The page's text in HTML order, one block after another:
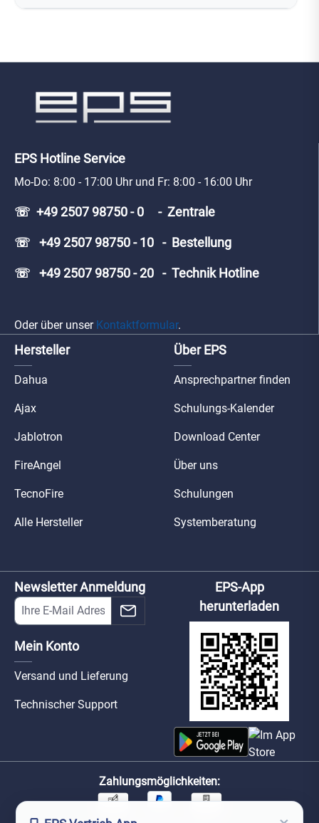
EPS Hotline Service
Mo-Do: 8:00 - 17:00 Uhr und Fr: 8:00 - 16:00 Uhr
☏ +49 2507 98750 - 0 - Zentrale
☏ +49 2507 98750 - 10 - Bestellung
☏ +49 2507 98750 - 20 - Technik Hotline
Oder über unser Kontaktformular.
Hersteller
Dahua
Ajax
Jablotron
FireAngel
TecnoFire
Alle Hersteller
Über EPS
Ansprechpartner finden
Schulungs-Kalender
Download Center
Über uns
Schulungen
Systemberatung
Newsletter Anmeldung
Mein Konto
Versand und Lieferung
Technischer Support
EPS-App
herunterladen
Zahlungsmöglichkeiten: